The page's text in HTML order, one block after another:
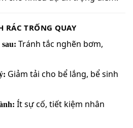
RÁC TRỐNG QUAY
Tránh tắc nghẽn bơm,
Giảm tải cho bể lắng, bể sinh
Ít sự cố, tiết kiệm nhân